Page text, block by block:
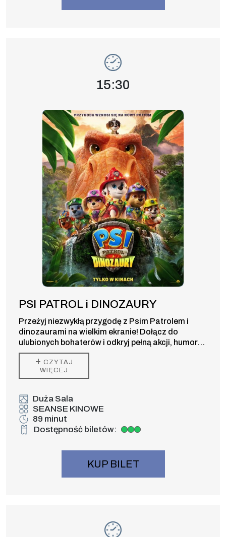
Godzina wydarzenia,
15:30
PSI PATROL i DINOZAURY
Przeżyj niezwykłą przygodę z Psim Patrolem i
dinozaurami na wielkim ekranie! Dołącz do
ulubionych bohaterów i odkryj pełną akcji, humoru
oraz prehistorycznych niespodzianek kinową
premierę dla całej rodziny.
+ CZYTAJ
WIĘCEJ
Duża Sala
SEANSE KINOWE
89 minut
Dostępność biletów:
Duża dostępność biletów
KUP BILET